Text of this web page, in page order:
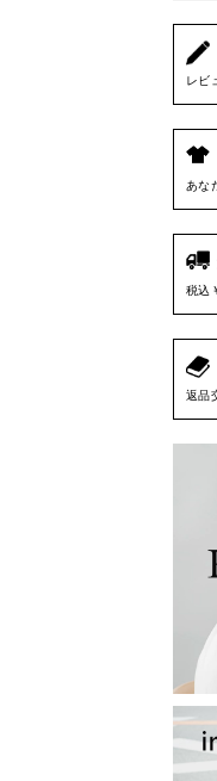
レビ
あな
税込
返品